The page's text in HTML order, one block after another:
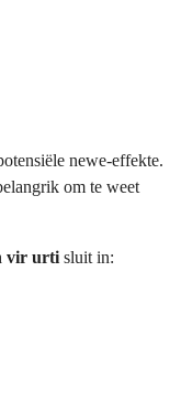
newe-effekte.
om te weet
vir urti sluit in: